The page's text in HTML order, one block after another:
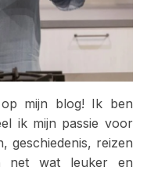
mijn blog! Ik ben
ik mijn passie voor
geschiedenis, reizen
net wat leuker en